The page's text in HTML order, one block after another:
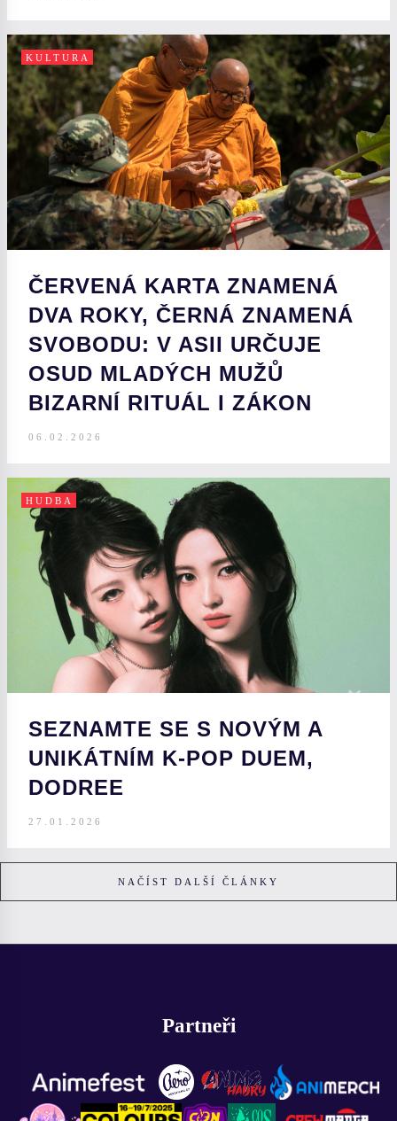
KULTURA
ČERVENÁ KARTA ZNAMENÁ
DVA ROKY, ČERNÁ ZNAMENÁ
SVOBODU: V ASII URČUJE
OSUD MLADÝCH MUŽŮ
BIZARNÍ RITUÁL I ZÁKON
06.02.2026
HUDBA
SEZNAMTE SE S NOVÝM A
UNIKÁTNÍM K-POP DUEM,
DODREE
27.01.2026
NAČÍST DALŠÍ ČLÁNKY
Partneři